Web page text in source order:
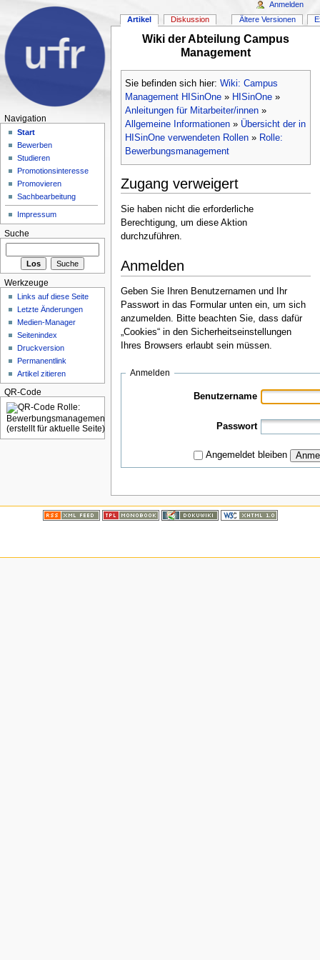
Wiki der Abteilung Campus
Management
Sie befinden sich hier: Wiki: Campus
Management HISinOne» HISinOne»
Anleitungen für Mitarbeiter/innen»
Allgemeine Informationen» Übersicht der in
HISinOne verwendeten Rollen» Rolle:
Bewerbungsmanagement
Zugang verweigert
Sie haben nicht die erforderliche
Berechtigung, um diese Aktion
durchzuführen.
Anmelden
Geben Sie Ihren Benutzernamen und Ihr
Passwort in das Formular unten ein, um sich
anzumelden. Bitte beachten Sie, dass dafür
„Cookies“ in den Sicherheitseinstellungen
Ihres Browsers erlaubt sein müssen.
Anmelden
Benutzername
Passwort
Angemeldet bleiben
Artikel Diskussion Ältere Versionen
Anmelden
Navigation
Start
Bewerben
Studieren
Promotionsinteresse
Promovieren
Sachbearbeitung
Impressum
Suche
Werkzeuge
Links auf diese Seite
Letzte Änderungen
Medien-Manager
Seitenindex
Druckversion
Permanentlink
Artikel zitieren
QR-Code